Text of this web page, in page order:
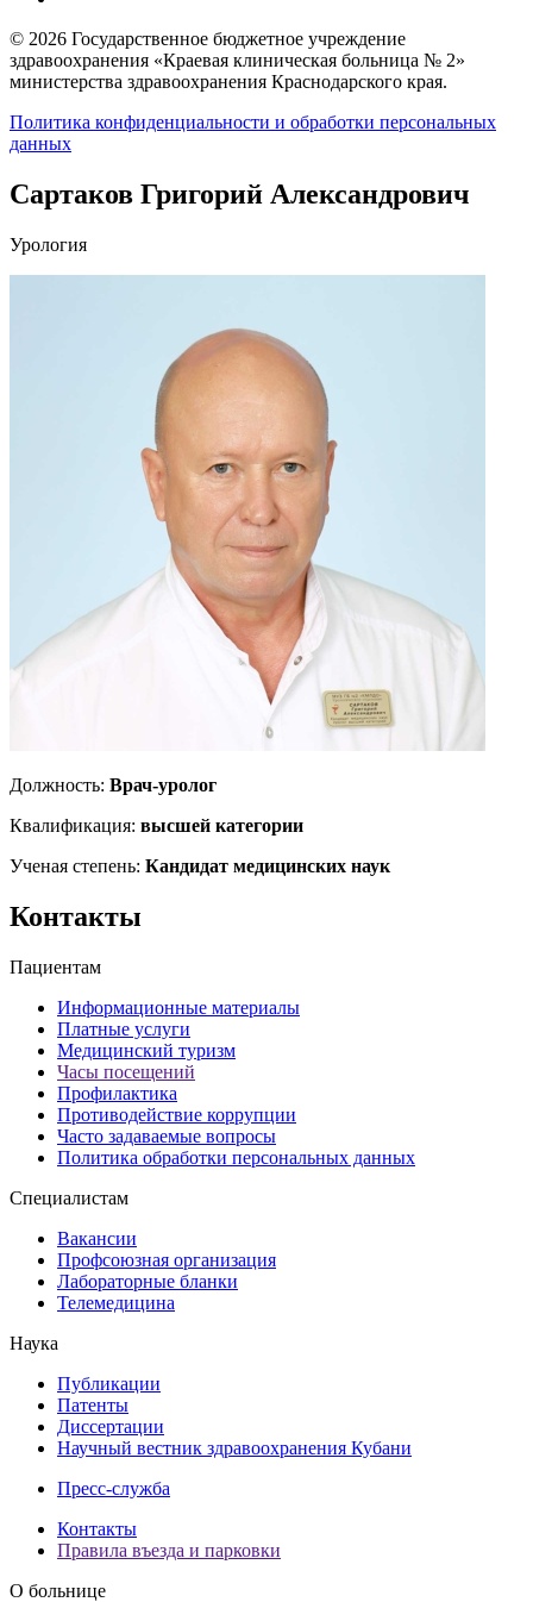
© 2026 Государственное бюджетное учреждение
здравоохранения «Краевая клиническая больница № 2»
министерства здравоохранения Краснодарского края.
Политика конфиденциальности и обработки персональных
данных
Сартаков Григорий Александрович
Урология
Должность: Врач-уролог
Квалификация: высшей категории
Ученая степень: Кандидат медицинских наук
Контакты
Пациентам
Информационные материалы
Платные услуги
Медицинский туризм
Часы посещений
Профилактика
Противодействие коррупции
Часто задаваемые вопросы
Политика обработки персональных данных
Специалистам
Вакансии
Профсоюзная организация
Лабораторные бланки
Телемедицина
Наука
Публикации
Патенты
Диссертации
Научный вестник здравоохранения Кубани
Пресс-служба
Контакты
Правила въезда и парковки
О больнице